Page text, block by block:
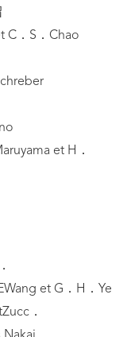
C．S．Chao
et H．
et G．H．Ye
．